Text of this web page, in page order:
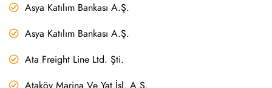
Asya Katılım Bankası A.Ş.
Asya Katılım Bankası A.Ş.
Ata Freight Line Ltd. Şti.